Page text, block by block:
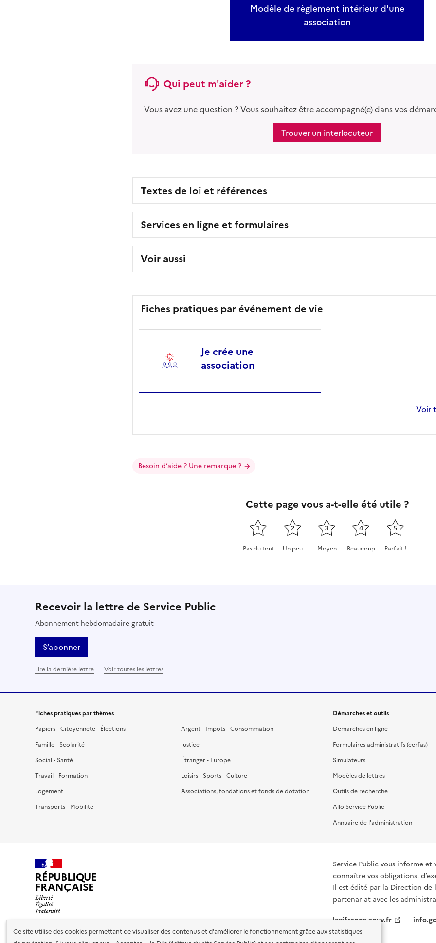
Ce site utilise des cookies permettant de visualiser des contenus et d'améliorer le fonctionnement grâce aux statistiques
Modèle de règlement intérieur d'une
association
Qui peut m'aider ?
Vous avez une question ? Vous souhaitez être accompagné(e) dans vos
Trouver un interlocuteur
Textes de loi et références
Services en ligne et formulaires
Voir aussi
Fiches pratiques par événement de vie
Je crée une
association
Voir
Besoin d’aide ? Une remarque ?
Cette page vous a-t-elle été utile ?
1
Pas du tout
2
Un peu
3
Moyen
4
Beaucoup
5
Parfait !
Recevoir la lettre de Service Public
Abonnement hebdomadaire gratuit
S’abonner
Lire la dernière lettre Voir toutes les lettres
Fiches pratiques par thèmes
Papiers - Citoyenneté - Élections
Famille - Scolarité
Social - Santé
Travail - Formation
Logement
Transports - Mobilité
Argent - Impôts - Consommation
Justice
Étranger - Europe
Loisirs - Sports - Culture
Associations, fondations et fonds de dotation
Démarches et outils
Démarches en ligne
Formulaires administratifs (cerfas)
Simulateurs
Modèles de lettres
Outils de recherche
Allo Service Public
Annuaire de l'administration
RÉPUBLIQUE
FRANÇAISE
Service Public vous informe
connaître vos obligations,
Il est édité par la Direction de
partenariat avec les
legifrance.gouv.fr